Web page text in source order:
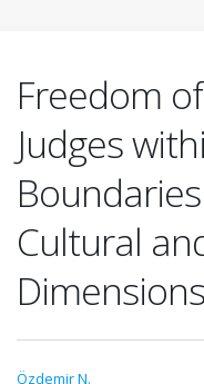
Freedom
Judges
Cultural
Dimensions
Özdemir N.